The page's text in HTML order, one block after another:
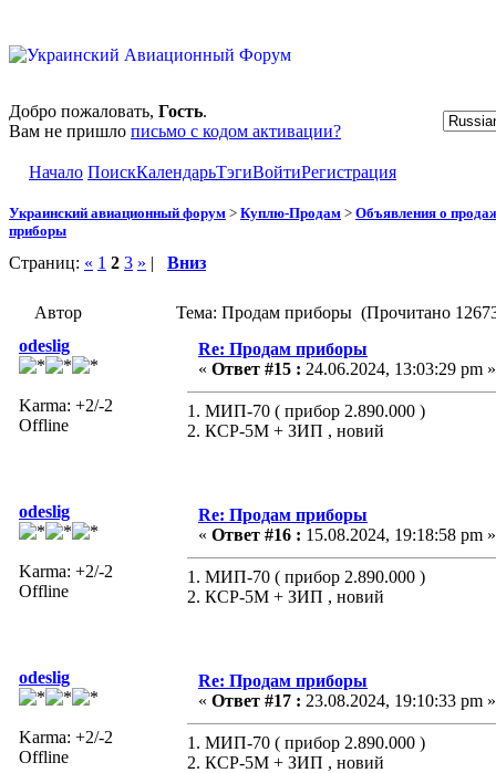
Добро пожаловать, Гость.
Вам не пришло письмо с кодом активации?
Начало ПоискКалендарьТэгиВойтиРегистрация
Украинский авиационный форум > Куплю-Продам > Объявления о
приборы
Страниц: « 1 2 3 » | Вниз
Автор
Тема: Продам приборы (Прочитано
odeslig
Karma: +2/-2
Offline
Re: Продам приборы
« Ответ #15 : 24.06.2024, 13:03:29 pm »
1. МИП-70 ( прибор 2.890.000 )
2. КСР-5М + ЗИП , новий
odeslig
Karma: +2/-2
Offline
Re: Продам приборы
« Ответ #16 : 15.08.2024, 19:18:58 pm »
1. МИП-70 ( прибор 2.890.000 )
2. КСР-5М + ЗИП , новий
odeslig
Karma: +2/-2
Offline
Re: Продам приборы
« Ответ #17 : 23.08.2024, 19:10:33 pm »
1. МИП-70 ( прибор 2.890.000 )
2. КСР-5М + ЗИП , новий